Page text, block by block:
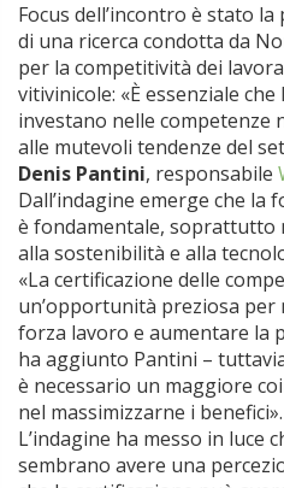
Focus dell’incontro è stato
di una ricerca condotta da
per la competitività dei
vitivinicole: «È essenziale
investano nelle competenze
alle mutevoli tendenze del
Denis Pantini, responsabile
Dall’indagine emerge che la
è fondamentale, soprattutto
alla sostenibilità e alla
«La certificazione delle
un’opportunità preziosa
forza lavoro e aumentare la
ha aggiunto Pantini –
è necessario un maggiore
nel massimizzarne i benefici».
L’indagine ha messo in luce
sembrano avere una